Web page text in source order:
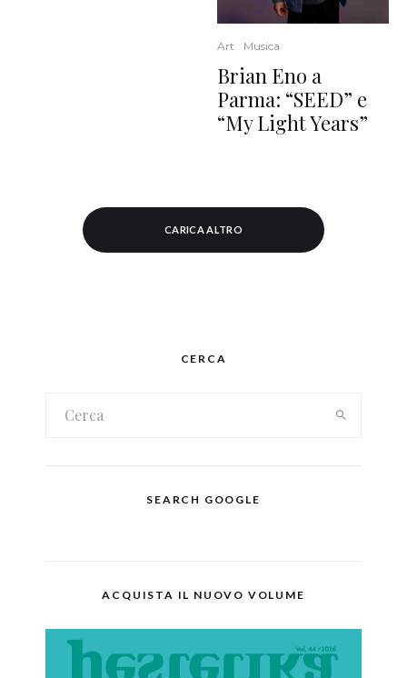
Art Musica
Brian Eno a
Parma: “SEED” e
“My Light Years”
CARICA ALTRO
CERCA
SEARCH GOOGLE
ACQUISTA IL NUOVO VOLUME